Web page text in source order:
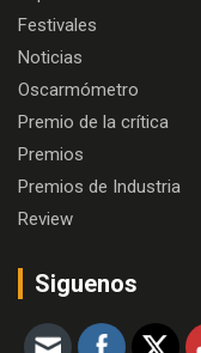
Festivales
Noticias
Oscarmómetro
Premio de la crítica
Premios
Premios de Industria
Review
Siguenos